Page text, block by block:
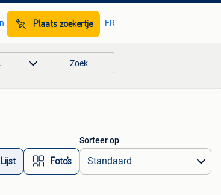
Plaats zoekertje FR
Zoek
Lijst Foto’s
Sorteer op